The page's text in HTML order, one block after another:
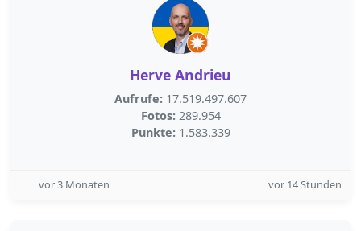
Herve Andrieu
Aufrufe: 17.519.497.607
Fotos: 289.954
Punkte: 1.583.339
vor 3 Monaten vor 14 Stunden